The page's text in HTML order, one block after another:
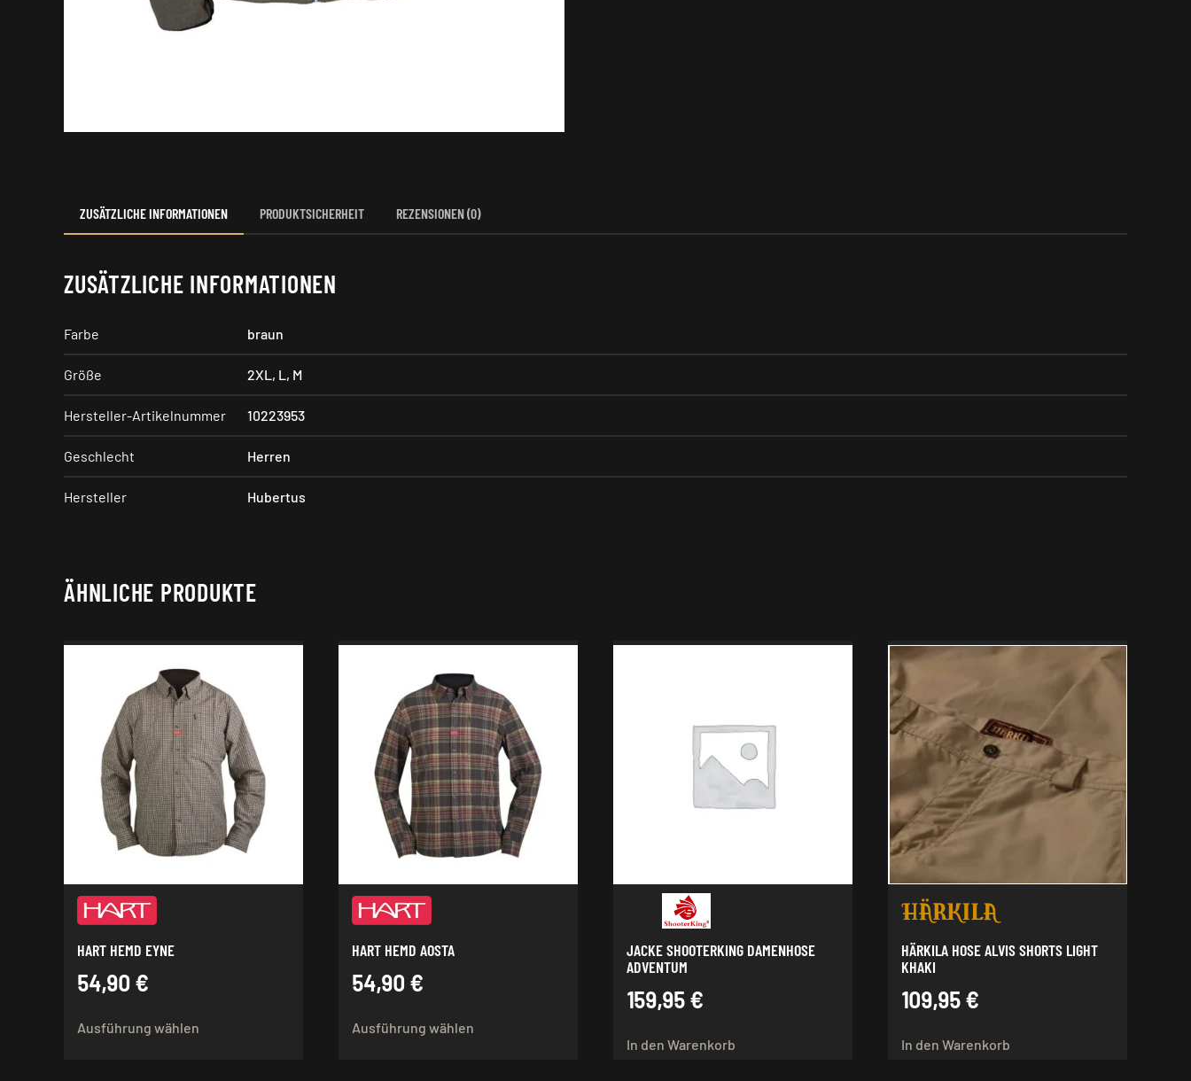
ZUSÄTZLICHE INFORMATIONEN PRODUKTSICHERHEIT REZENSIONEN (0)
ZUSÄTZLICHE INFORMATIONEN
Farbe braun
Größe 2XL , L , M
Hersteller-Artikelnummer 10223953
Geschlecht Herren
Hersteller Hubertus
ÄHNLICHE PRODUKTE
HART HEMD EYNE
54,90 €
Ausführung wählen
HART HEMD AOSTA
54,90 €
Ausführung wählen
JACKE SHOOTERKING DAMENHOSE
ADVENTUM
159,95 €
In den Warenkorb
HÄRKILA HOSE ALVIS SHORTS LIGHT
KHAKI
109,95 €
In den Warenkorb